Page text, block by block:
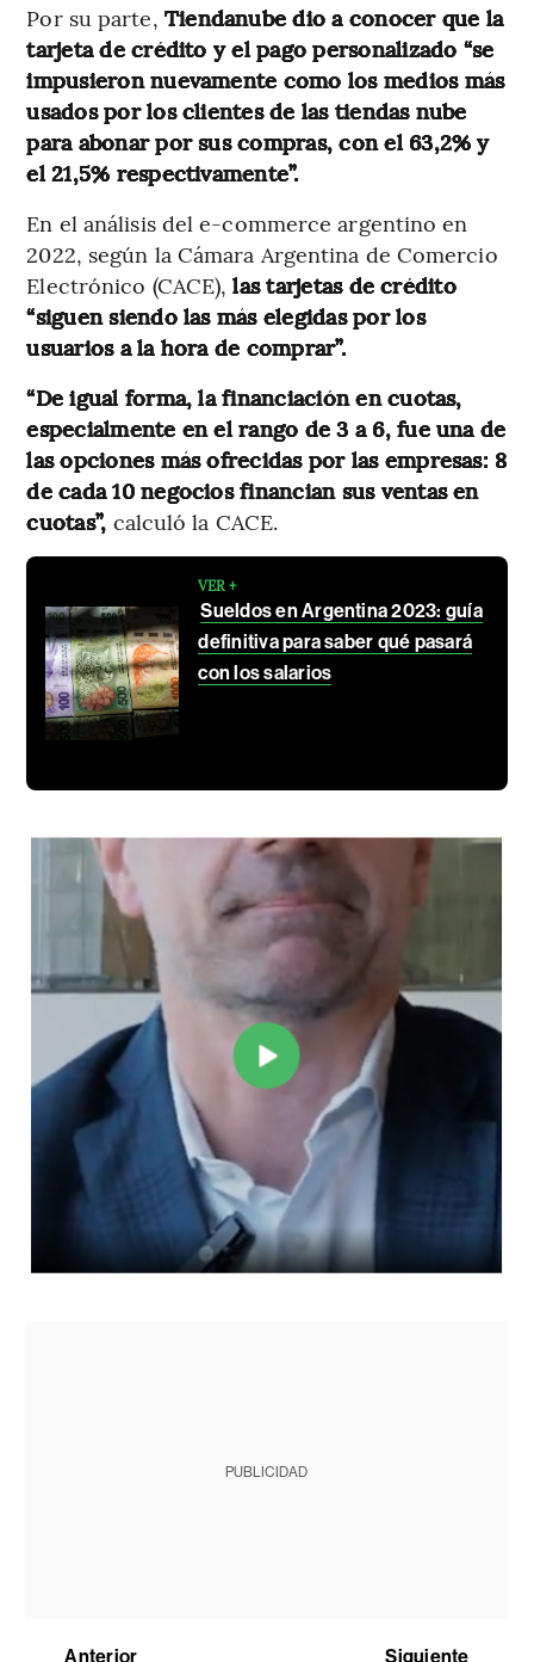
Por su parte, Tiendanube dio a conocer que la
tarjeta de crédito y el pago personalizado “se
impusieron nuevamente como los medios más
usados por los clientes de las tiendas nube
para abonar por sus compras, con el 63,2% y
el 21,5% respectivamente”.
En el análisis del e-commerce argentino en
2022, según la Cámara Argentina de Comercio
Electrónico (CACE),las tarjetas de crédito
“siguen siendo las más elegidas por los
usuarios a la hora de comprar”.
“De igual forma, la financiación en cuotas,
especialmente en el rango de 3 a 6, fue una de
las opciones más ofrecidas por las empresas: 8
de cada 10 negocios financian sus ventas en
cuotas”, calculó la CACE.
VER +
Sueldos en Argentina 2023: guía
definitiva para saber qué pasará
con los salarios
PUBLICIDAD
Anterior Siguiente